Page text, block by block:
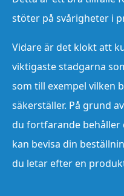
stöter på svårigheter i
Vidare är det klokt att
viktigaste stadgarna
som till exempel vilken
säkerställer. På grund
du fortfarande behåller
kan bevisa din
du letar efter en